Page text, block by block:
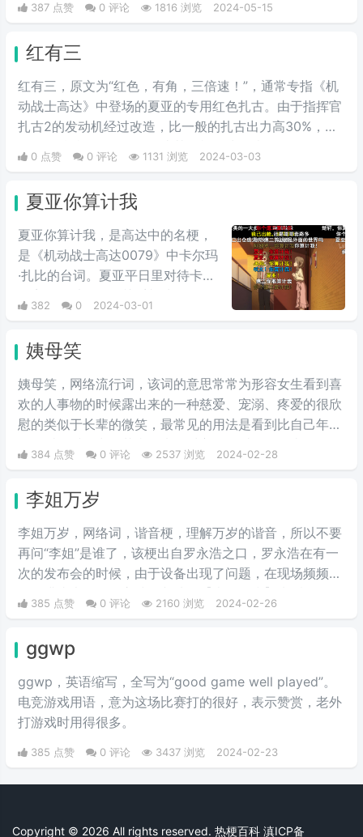
387 点赞 0 评论 1816 浏览 2024-05-15
红有三
红有三，原文为“红色，有角，三倍速！”，通常专指《机
动战士高达》中登场的夏亚的专用红色扎古。由于指挥官
扎古2的发动机经过改造，比一般的扎古出力高30%，在
三倍速也被看作是夏亚登场的象征。
0 点赞 0 评论 1131 浏览 2024-03-03
夏亚你算计我
夏亚你算计我，是高达中的名梗，
是《机动战士高达0079》中卡尔玛
·扎比的台词。夏亚平日里对待卡尔
中，自然是盘算着何时送葬这位“友
人”，尽管夏亚也承认卡尔玛作为友
人不错，不过还是用计谋误导他陷
入被击落的境地，并且大笑。
382 0 2024-03-01
姨母笑
姨母笑，网络流行词，该词的意思常常为形容女生看到喜
欢的人事物的时候露出来的一种慈爱、宠溺、疼爱的很欣
慰的类似于长辈的微笑，最常见的用法是看到比自己年轻
单说来就是当花痴女‌‌‌‌‌‌生看到小鲜肉爱豆时露出的贪婪宠
年长。
384 点赞 0 评论 2537 浏览 2024-02-28
李姐万岁
李姐万岁，网络词，谐音梗，理解万岁的谐音，所以不要
再问“李姐”是谁了，该梗出自罗永浩之口，罗永浩在有一
次的发布会的时候，由于设备出现了问题，在现场频频出
尬，然后被一些锤子的粉丝疯狂传播。疯狂复读，每每出
可以说相当沙雕了，哈哈哈哈哈哈哈哈哈。
385 点赞 0 评论 2160 浏览 2024-02-26
ggwp
ggwp，英‌‌‌‌‌‌‌‌‌‌‌语缩写，全写为“good game well played”。
电竞游戏用语，意为这场比赛打的很好，表示赞赏，老外
打游戏时用得很多。
385 点赞 0 评论 3437 浏览 2024-02-23
Copyright © 2026 All rights reserved. 热梗百科 滇ICP备